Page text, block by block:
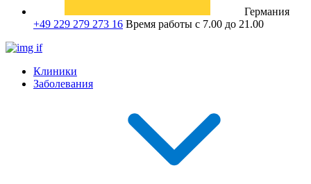
Германия
+49 229 279 273 16 Время работы с 7.00 до 21.00
Клиники
Заболевания